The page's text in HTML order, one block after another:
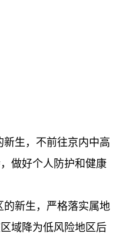
生，不前往京内中高
做好个人防护和健康
的新生，严格落实属地
域降为低风险地区后